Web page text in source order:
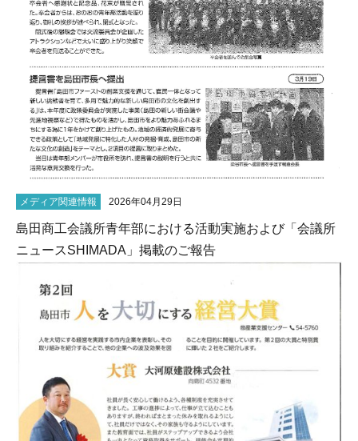
メディア関連情報 2026年04月29日
島田商工会議所青年部における活動実施および「会議所
ニュースSHIMADA」掲載のご報告